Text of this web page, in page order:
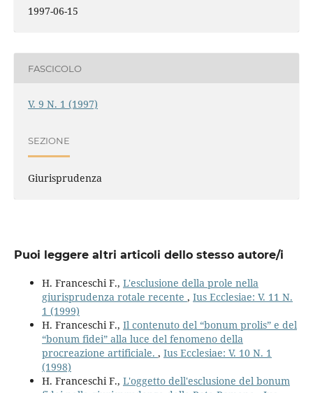
1997-06-15
FASCICOLO
V. 9 N. 1 (1997)
SEZIONE
Giurisprudenza
Puoi leggere altri articoli dello stesso autore/i
H. Franceschi F., L'esclusione della prole nella
giurisprudenza rotale recente , Ius Ecclesiae: V. 11 N.
1 (1999)
H. Franceschi F., Il contenuto del “bonum prolis” e del
“bonum fidei” alla luce del fenomeno della
procreazione artificiale. , Ius Ecclesiae: V. 10 N. 1
(1998)
H. Franceschi F., L'oggetto dell'esclusione del bonum